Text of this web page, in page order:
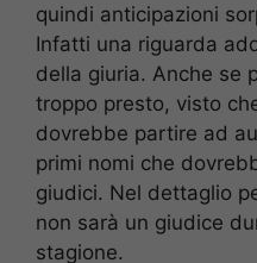
quindi anticipazioni
Infatti una riguarda
della giuria. Anche se
troppo presto, visto
dovrebbe partire ad
primi nomi che
giudici. Nel dettaglio
non sarà un giudice
stagione.